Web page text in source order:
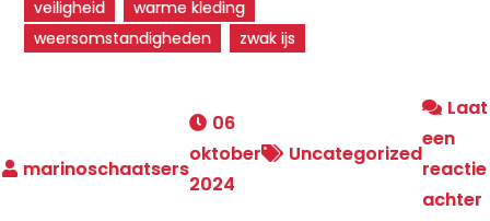
veiligheid
warme kleding
weersomstandigheden
zwak ijs
06
oktober
2024
Uncategorized
Laat
een
reactie
achter